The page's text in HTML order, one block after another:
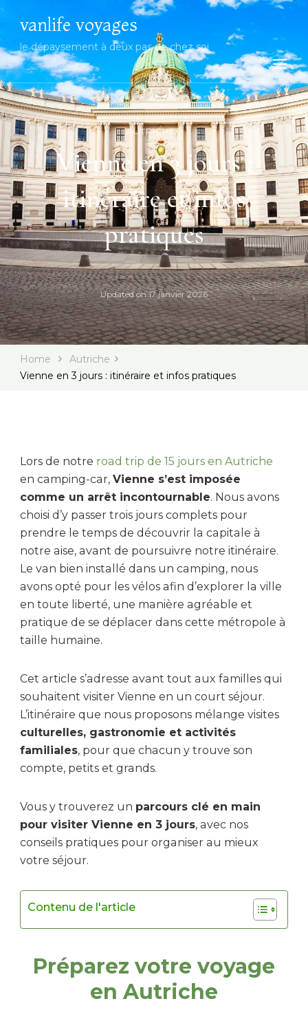
vanlife voyages
le dépaysement à deux pas de chez soi
AUTRICHE
Vienne en 3 jours :
itinéraire et infos
pratiques
Updated on17 janvier 2026
Home
Autriche
Vienne en 3 jours : itinéraire et infos pratiques
Lors de notre road trip de 15 jours en Autriche
en camping-car, Vienne s’est imposée
comme un arrêt incontournable. Nous avons
choisi d’y passer trois jours complets pour
prendre le temps de découvrir la capitale à
notre aise, avant de poursuivre notre itinéraire.
Le van bien installé dans un camping, nous
avons opté pour les vélos afin d’explorer la ville
en toute liberté, une manière agréable et
pratique de se déplacer dans cette métropole à
taille humaine.
Cet article s’adresse avant tout aux familles qui
souhaitent visiter Vienne en un court séjour.
L’itinéraire que nous proposons mélange visites
culturelles, gastronomie et activités
familiales, pour que chacun y trouve son
compte, petits et grands.
Vous y trouverez un parcours clé en main
pour visiter Vienne en 3 jours, avec nos
conseils pratiques pour organiser au mieux
votre séjour.
Contenu de l'article
Préparez votre voyage
en Autriche